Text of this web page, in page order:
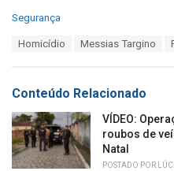
C
o
r
i
e
s
:
Segurança
:
Homicídio Messias Targino
Conteúdo Relacionado
VÍDEO:
roubos de
Natal
POSTADO POR